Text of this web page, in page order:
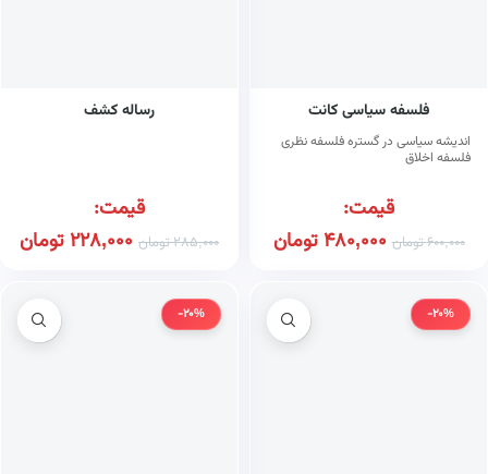
فلسفه سیاسی کانت
اندیشه سیاسی در گستره فلسفه نظری
فلسفه اخلاق
قیمت:
600,000تومان 480,000تومان
رساله کشف
قیمت:
285,000تومان 228,000تومان
-20%
-20%